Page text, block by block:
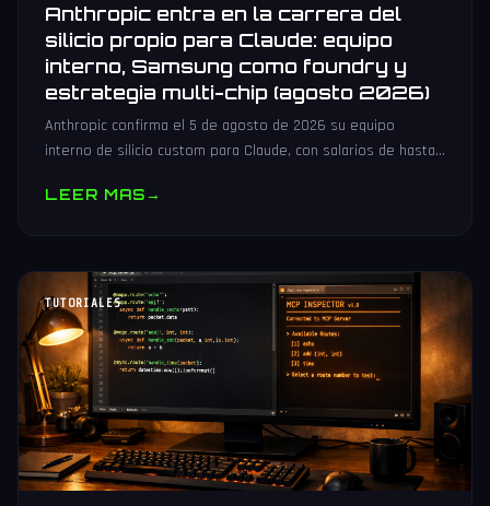
Anthropic entra en la carrera del
silicio propio para Claude: equipo
interno, Samsung como foundry y
estrategia multi-chip (agosto 2026)
Anthropic confirma el 5 de agosto de 2026 su equipo
interno de silicio custom para Claude, con salarios de hasta
estrategia multi-chip.
LEER MAS→
TUTORIALES